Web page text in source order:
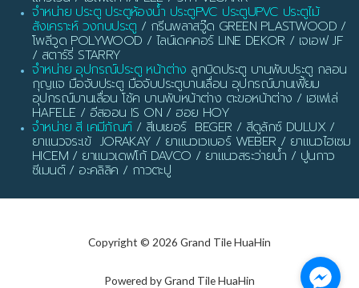
จำหน่าย ประตู ประตูห้องน้ำ ประตูPVC ประตูUPVC ประตูไม้
สังเคราะห์ วงกบประตู / กรีนพลาสวู๊ด GREEN PLASTWOOD /
โพลีวูด POLYWOOD / ไลน์เดคคอร์ LINE DEKOR / เจเอฟ JF
/ สตาร์รี่ STARRY
จำหน่าย อุปกรณ์ประตู หน้าต่าง ลูกบิดประตู บานพับประตู กลอน
กุญแจ มือจับประตู มือจับประตูบานเลื่อน อุปกรณ์บานเฟี้ยม
อุปกรณ์บานเลื่อน โช้ค บานพับหน้าต่าง ตะขอหน้าต่าง / เฮเฟเล่
HAFELE / อีสออน IS ON / ฮอย HOY
จำหน่าย สี เคมีภัณฑ์/ สีเบเยอร์ BEGER / สีดูลักซ์ DULUX /
ยาแนวจระเข้ JORAKAY / ยาแนวเวเบอร์ WEBER / ยาแนวไฮเซม
HICEM / ยาแนวเดฟโก้ DAVCO / ยาแนวสระว่ายน้ำ / ปูนกาว
ซีเมนต์ / อะคลิลิค / กาวตะปู
Copyright © 2026 Grand Tile HuaHin
Powered by Grand Tile HuaHin